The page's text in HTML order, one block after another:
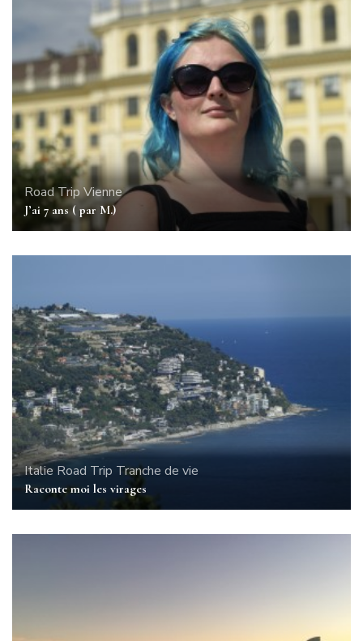
Road TripVienne
J’ai 7 ans ( par M.)
Italie Road Trip Tranche de vie
Raconte moi les virages